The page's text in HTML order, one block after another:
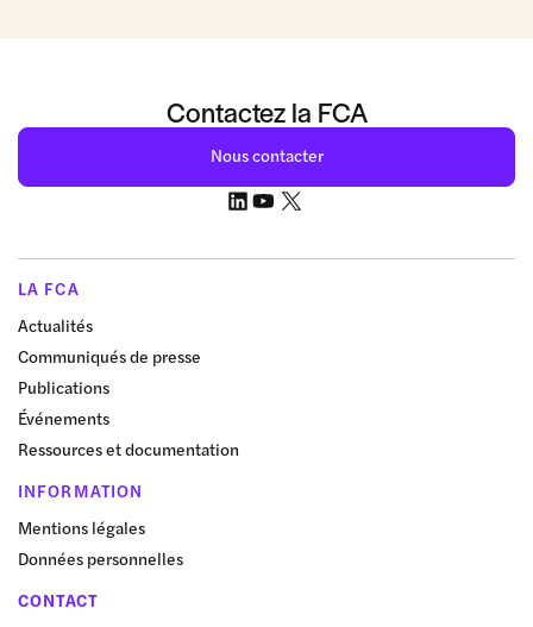
Contactez la FCA
Nous contacter
LA FCA
Actualités
Communiqués de presse
Publications
Événements
Ressources et documentation
INFORMATION
Mentions légales
Données personnelles
CONTACT